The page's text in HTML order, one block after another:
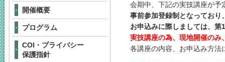
会期中、下記の実技講座が予
事前参加登録制となっており
お申込みに際しましては、
実技講座の為、現地開催のみ
各講座の内容、お申込み方法
開催概要
プログラム
COI・プライバシー
保護指針